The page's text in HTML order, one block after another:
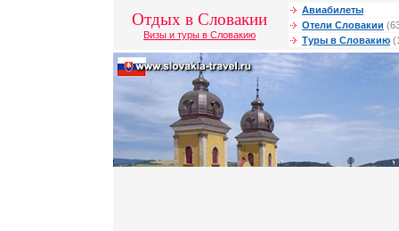
Отдых в Словакии
Визы и туры в Словакию
Авиабилеты
Отели Словакии
Туры в Словакию